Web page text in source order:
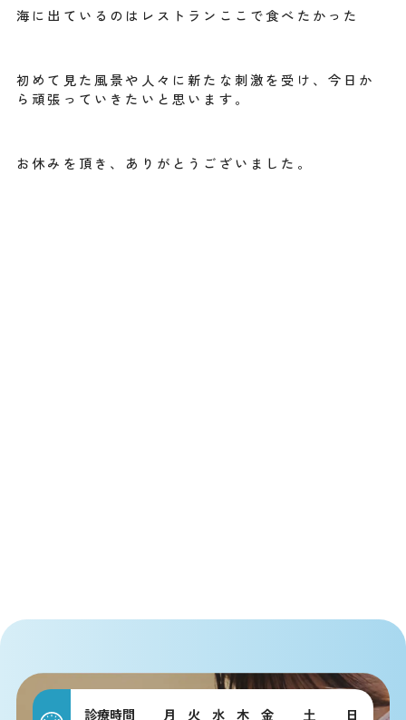
海に出ているのはレストランここで食べたかった
初めて見た風景や人々に新たな刺激を受け、今日か
ら頑張っていきたいと思います。
お休みを頂き、ありがとうございました。
診療時間 月 火 水 木 金 土
日